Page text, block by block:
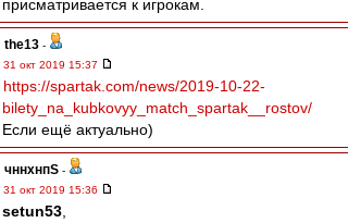
присматривается к игрокам.
the13 -
31 окт 2019 15:37
https://spartak.com/news/2019-10-22-
bilety_na_kubkovyy_match_spartak__rostov/
Если ещё актуально)
чннхнпS -
31 окт 2019 15:36
setun53